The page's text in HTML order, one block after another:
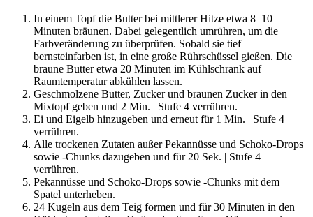
In einem Topf die Butter bei mittlerer Hitze etwa 8–10
Minuten bräunen. Dabei gelegentlich umrühren, um die
Farbveränderung zu überprüfen. Sobald sie tief
bernsteinfarben ist, in eine große Rührschüssel gießen. Die
braune Butter etwa 20 Minuten im Kühlschrank auf
Raumtemperatur abkühlen lassen.
Geschmolzene Butter, Zucker und braunen Zucker in den
Mixtopf geben und 2 Min. | Stufe 4 verrühren.
Ei und Eigelb hinzugeben und erneut für 1 Min. | Stufe 4
verrühren.
Alle trockenen Zutaten außer Pekannüsse und Schoko-Drops
sowie -Chunks dazugeben und für 20 Sek. | Stufe 4
verrühren.
Pekannüsse und Schoko-Drops sowie -Chunks mit dem
Spatel unterheben.
24 Kugeln aus dem Teig formen und für 30 Minuten in den